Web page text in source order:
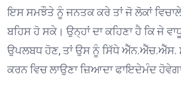
ਇਸ ਸਮਝੌਤੇ ਨੂੰ ਜਨਤਕ ਕਰੇ ਤਾਂ ਜੋ ਲੋਕਾਂ
ਬਹਿਸ ਹੋ ਸਕੇ। ਉਨ੍ਹਾਂ ਦਾ ਕਹਿਣਾ ਹੈ ਕਿ ਜੇ
ਉਪਲਬਧ ਹੋਣ, ਤਾਂ ਉਸ ਨੂੰ ਸਿੱਧੇ ਐੱਨ.ਐੱਚ.ਐੱਸ.
ਕਰਨ ਵਿਚ ਲਾਉਣਾ ਜ਼ਿਆਦਾ ਫਾਇਦੇਮੰਦ